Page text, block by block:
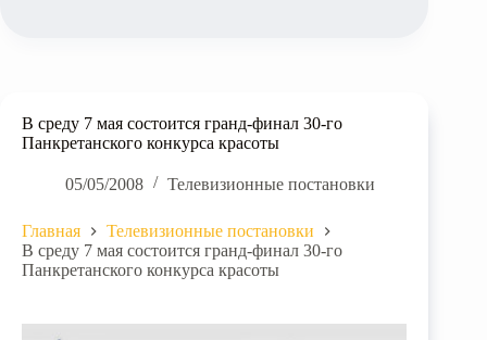
В среду 7 мая состоится гранд-финал 30-го
Панкретанского конкурса красоты
05/05/2008 Телевизионные постановки
Главная
Телевизионные постановки
В среду 7 мая состоится гранд-финал 30-го
Панкретанского конкурса красоты